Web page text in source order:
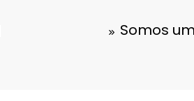
Somos